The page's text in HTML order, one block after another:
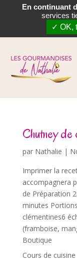
Chutney de
par Nathalie |
Imprimer la
accompagnera
de Préparation
minutes
clémentines6
(framboise,
Boutique
Cours de cuisine
En continuant
services
✓ OK,